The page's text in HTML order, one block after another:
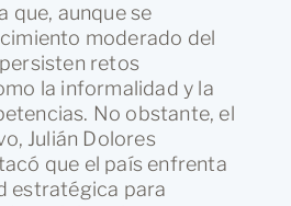
que, aunque se
moderado del
retos
la informalidad y la
No obstante, el
Julián Dolores
que el país enfrenta
estratégica para